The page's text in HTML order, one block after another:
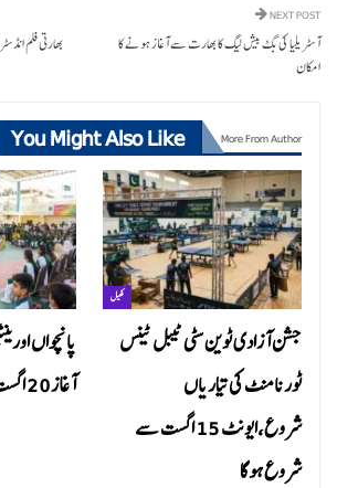
بھارتی فلم
NEXT POST
آسٹریلیا کی بگ بیش لیگ کا بھارت سے آغاز ہونے کا
امکان
You Might Also Like More From Author
آغاز 20 اگست سے ہوگا
کھیل
جشن آزادی ٹوین سٹی ٹیبل ٹینس
ٹورنامنٹ کی تیاریاں
شروع،ایونٹ 15 اگست سے
شروع ہو گا